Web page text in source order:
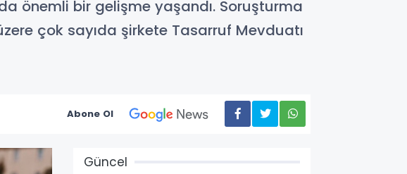
önemli bir gelişme yaşandı. Soruşturma
çok sayıda şirkete Tasarruf Mevduatı
Abone Ol
Güncel